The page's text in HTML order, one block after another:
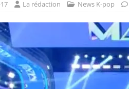
La rédaction News K-pop